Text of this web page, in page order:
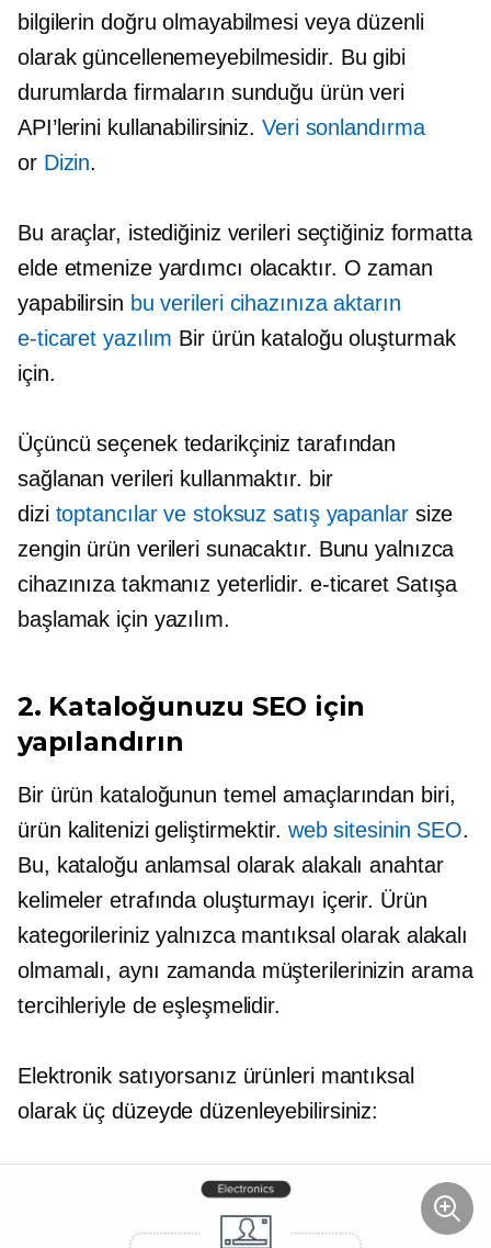
bilgilerin doğru olmayabilmesi veya düzenli
olarak güncellenemeyebilmesidir. Bu gibi
durumlarda firmaların sunduğu ürün veri
API’lerini kullanabilirsiniz. Veri sonlandırma
or Dizin.
Bu araçlar, istediğiniz verileri seçtiğiniz formatta
elde etmenize yardımcı olacaktır. O zaman
yapabilirsin bu verileri cihazınıza aktarın
e-ticaret yazılım Bir ürün kataloğu oluşturmak
için.
Üçüncü seçenek tedarikçiniz tarafından
sağlanan verileri kullanmaktır. bir
dizi toptancılar ve stoksuz satış yapanlarsize
zengin ürün verileri sunacaktır. Bunu yalnızca
cihazınıza takmanız yeterlidir. e-ticaretSatışa
başlamak için yazılım.
2. Kataloğunuzu SEO için
yapılandırın
Bir ürün kataloğunun temel amaçlarından biri,
ürün kalitenizi geliştirmektir. web sitesinin SEO.
Bu, kataloğu anlamsal olarak alakalı anahtar
kelimeler etrafında oluşturmayı içerir. Ürün
kategorileriniz yalnızca mantıksal olarak alakalı
olmamalı, aynı zamanda müşterilerinizin arama
tercihleriyle de eşleşmelidir.
Elektronik satıyorsanız ürünleri mantıksal
olarak üç düzeyde düzenleyebilirsiniz: